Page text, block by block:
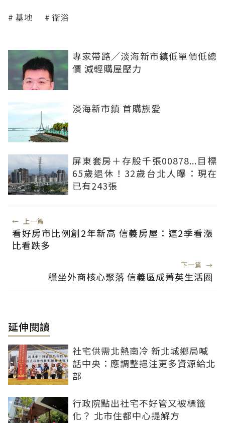
基地 衛浴
專家帶路／淡海新市鎮低單價低總
價 減輕購屋壓力
淡海新市鎮 首購族愛
屏東套房＋存股千張00878...目標
65歲退休！32歲台北人曝：現在
已有243張
← 上一篇
看好房市比例創2年新高 信義房屋：連2季看漲
比看跌多
下一篇 →
穩坐外商核心聚落 信義區成菁英生活圈
延伸閱讀
社宅供需北熱南冷 新北城鄉局喊
話中央：應調整挹注更多資源給北
部
行政院點出社宅不好管又被標籤
化？ 北市住都中心提解方